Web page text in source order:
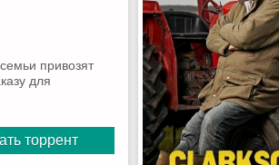
привозят
для
торрент